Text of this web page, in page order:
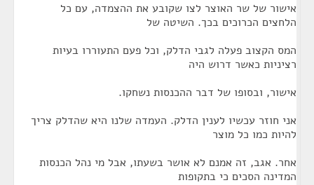
אישור של שר האוצר לצו שקובע את ההצמדה, עם כל
הלחצים הכרוכים בכך. השיטה של
המס הקצוב פעלה לגבי הדלק, וכל פעם התעוררו בעיות
רציניות כאשר דרוש היה
אישור, ובסופו של דבר ההכנסות נשחקו.
אני חוזר עכשיו לענין הדלק. העמדה שלנו היא שהדלק צריך
להיות כמו כל מוצר
אחר. אגב, זה אמנם לא אושר בשעתו, אבל מי נהל הכנסות
המדינה הסכים כי בתקופות